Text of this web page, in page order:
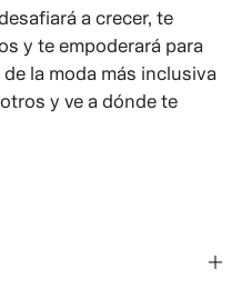
a crecer, te
y te empoderará para
la moda más inclusiva
y ve a dónde te